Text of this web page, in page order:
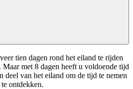
tien dagen rond het eiland te rijden
met 8 dagen heeft u voldoende tijd
deel van het eiland om de tijd te nemen
ontdekken.